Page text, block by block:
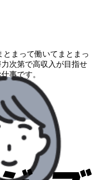
とまって働いてまとまっ
次第で高収入が目指せ
事です。